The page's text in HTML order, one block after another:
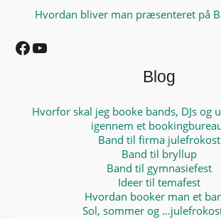
Hvordan bliver man præsenteret på
Facebook
Blog
Hvorfor skal jeg booke bands, DJs og
igennem et
Band til firma julefrokost
Band til bryllup
Band til gymnasiefest
Ideer til temafest
Hvordan booker man et
Sol, sommer og